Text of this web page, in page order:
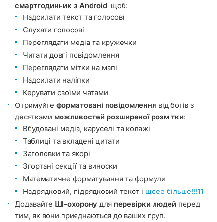
смартгодинник з Android, щоб:
Надсилати текст та голосові
Слухати голосові
Переглядати медіа та кружечки
Читати довгі повідомлення
Переглядати мітки на мапі
Надсилати наліпки
Керувати своїми чатами
Отримуйте форматовані повідомлення від ботів з
десятками можливостей розширеної розмітки:
Вбудовані медіа, каруселі та колажі
Таблиці та вкладені цитати
Заголовки та якорі
Згортані секції та виноски
Математичне форматування та формули
Надрядковий, підрядковий текст і щеее більше!!!11
Додавайте ШІ-охорону для перевірки людей перед
тим, як вони приєднаються до ваших груп.